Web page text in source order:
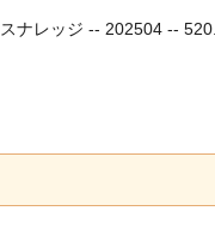
ナレッジ -- 202504 --